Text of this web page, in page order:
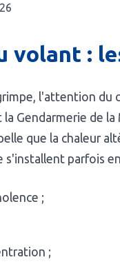
volant :
l'attention du
Gendarmerie de
que la chaleur
s'installent parfois
;
;